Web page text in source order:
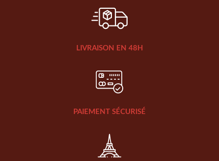
LIVRAISON EN 48H
PAIEMENT SÉCURISÉ